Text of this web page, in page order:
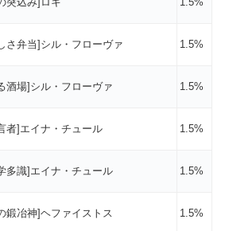
さ弁当]シル・フローヴァ 1.5%
酒場]シル・フローヴァ 1.5%
者]エイナ・チュール 1.5%
多識]エイナ・チュール 1.5%
鍛冶神]ヘファイストス 1.5%